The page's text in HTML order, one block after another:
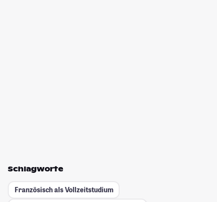
Schlagworte
Französisch als Vollzeitstudium